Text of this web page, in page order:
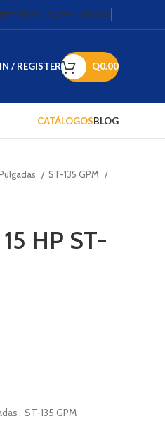
CONTÁCTANOSFAQS
/ REGISTER Q0.00
CATÁLOGOSBLOG
ST-135 GPM
HP ST-
, ST-135 GPM